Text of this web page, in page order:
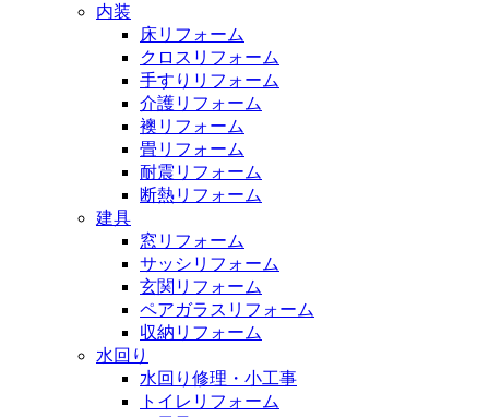
内装
床リフォーム
クロスリフォーム
手すりリフォーム
介護リフォーム
襖リフォーム
畳リフォーム
耐震リフォーム
断熱リフォーム
建具
窓リフォーム
サッシリフォーム
玄関リフォーム
ペアガラスリフォーム
収納リフォーム
水回り
水回り修理・小工事
トイレリフォーム